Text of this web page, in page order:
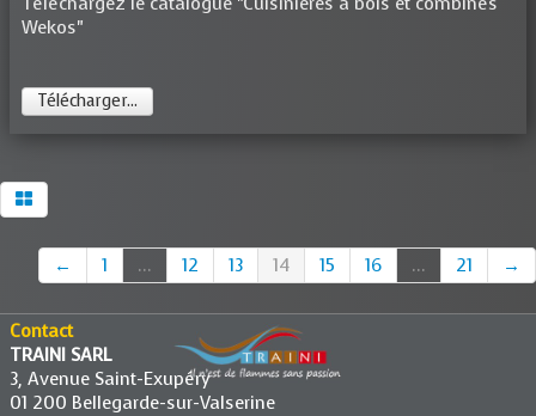
Wekos"
Télécharger...
← 1 ... 12 13 14 15 16 ... 21 →
Contact
TRAINI SARL
3, Avenue Saint-Exupéry
01 200 Bellegarde-sur-Valserine